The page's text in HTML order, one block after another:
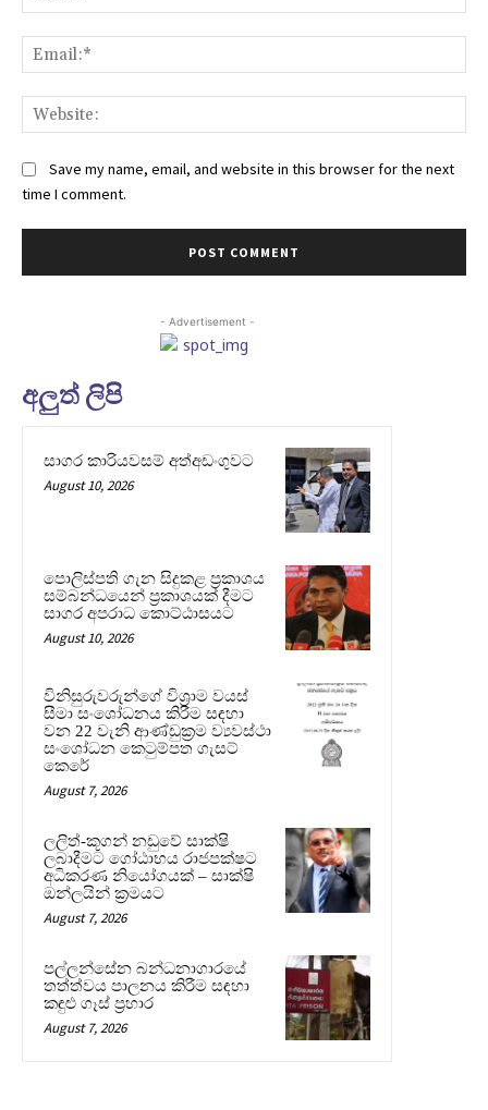
Save my name, email, and website in this browser for the next
time I comment.
- Advertisement -
අලුත් ලිපි
සාගර කාරියවසම් අත්අඩංගුවට
August 10, 2026
පොලිස්පති ගැන සිදුකළ ප්‍රකාශය
සම්බන්ධයෙන් ප්‍රකාශයක් දීමට
සාගර අපරාධ කොට්ඨාසයට
August 10, 2026
විනිසුරුවරුන්ගේ විශ්‍රාම වයස්
සීමා සංශෝධනය කිරීම සඳහා
වන 22 වැනි ආණ්ඩුක්‍රම ව්‍යවස්ථා
සංශෝධන කෙටුම්පත ගැසට්
කෙරේ
August 7, 2026
ලලිත්-කූගන් නඩුවේ සාක්ෂි
ලබාදීමට ගෝඨාභය රාජපක්ෂට
අධිකරණ නියෝගයක් – සාක්ෂි
ඔන්ලයින් ක්‍රමයට
August 7, 2026
පල්ලන්සේන බන්ධනාගාරයේ
තත්ත්වය පාලනය කිරීම සඳහා
කඳුළු ගෑස් ප්‍රහාර
August 7, 2026